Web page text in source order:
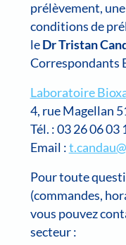
prélèvement,
conditions de
leDr Tristan
Correspondants
Laboratoire
4, rue Magellan
Tél. : 03 26 06 03
Email :
Pour toute
(commandes,
vous pouvez
secteur :